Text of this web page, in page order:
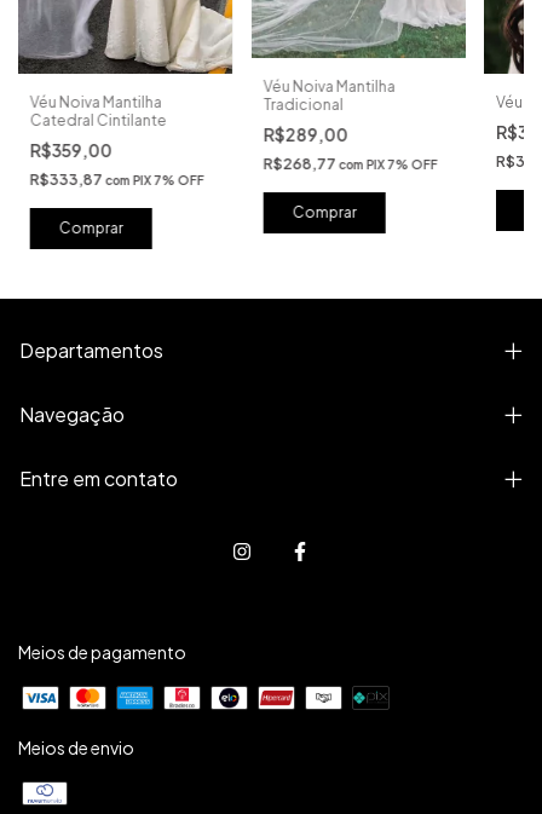
Véu Noiva Mantilha
Catedral Cintilante
R$359,00
R$333,87 com PIX 7% OFF
Comprar
Véu Noiva Mantilha
Tradicional
R$289,00
R$268,77 com PIX 7% OFF
Comprar
Véu
Departamentos
Navegação
Entre em contato
Meios de pagamento
Meios de envio